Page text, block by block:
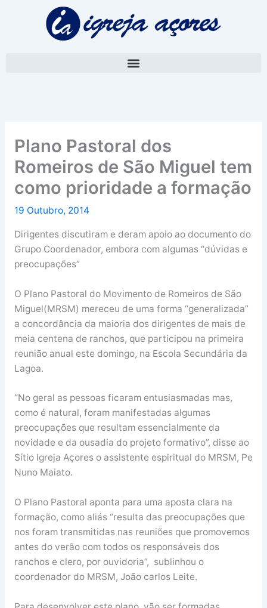
Plano Pastoral dos
Romeiros de São Miguel tem
como prioridade a formação
19 Outubro, 2014
Dirigentes discutiram e deram apoio ao documento do
Grupo Coordenador, embora com algumas “dúvidas e
preocupações”
O Plano Pastoral do Movimento de Romeiros de São
Miguel(MRSM) mereceu de uma forma “generalizada”
a concordância da maioria dos dirigentes de mais de
meia centena de ranchos, que participou na primeira
reunião anual este domingo, na Escola Secundária da
Lagoa.
“No geral as pessoas ficaram entusiasmadas mas,
como é natural, foram manifestadas algumas
preocupações que resultam essencialmente da
novidade e da ousadia do projeto formativo”, disse ao
Sítio Igreja Açores o assistente espiritual do MRSM, Pe
Nuno Maiato.
O Plano Pastoral aponta para uma aposta clara na
formação, como aliás “resulta das preocupações que
nos foram transmitidas nas reuniões que promovemos
antes do verão com todos os responsáveis dos
ranchos e clero, por ouvidoria”, sublinhou o
coordenador do MRSM, João carlos Leite.